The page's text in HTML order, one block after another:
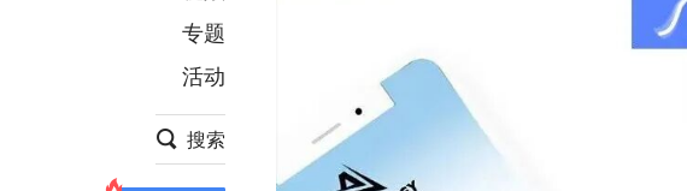
项目推荐
安徽
专题
活动
搜索